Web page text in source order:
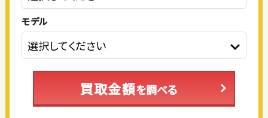
モデル
買取金額を調べる